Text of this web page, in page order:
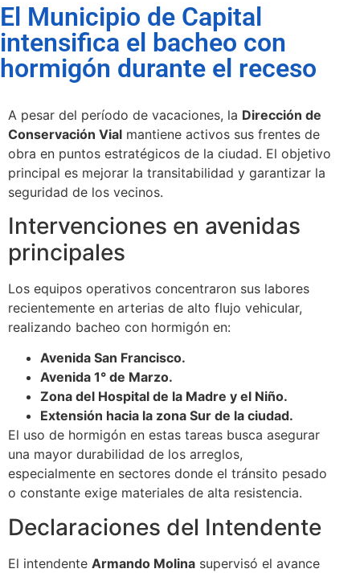
El Municipio de Capital
intensifica el bacheo con
hormigón durante el receso
A pesar del período de vacaciones, la Dirección de
Conservación Vial mantiene activos sus frentes de
obra en puntos estratégicos de la ciudad. El objetivo
principal es mejorar la transitabilidad y garantizar la
seguridad de los vecinos.
Intervenciones en avenidas
principales
Los equipos operativos concentraron sus labores
recientemente en arterias de alto flujo vehicular,
realizando bacheo con hormigón en:
Avenida San Francisco.
Avenida 1° de Marzo.
Zona del Hospital de la Madre y el Niño.
Extensión hacia la zona Sur de la ciudad.
El uso de hormigón en estas tareas busca asegurar
una mayor durabilidad de los arreglos,
especialmente en sectores donde el tránsito pesado
o constante exige materiales de alta resistencia.
Declaraciones del Intendente
El intendente Armando Molina supervisó el avance